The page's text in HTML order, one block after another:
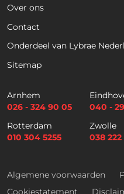
Over ons
Contact
Onderdeel van Lybrae
Sitemap
Arnhem
026 - 324 90 05
040 -
Rotterdam
010 304 5255
Zwolle
038
Algemene voorwaarden
Cookiestatement
Telefoon
m
a
l
*
Selectievakjes *
Hierbij